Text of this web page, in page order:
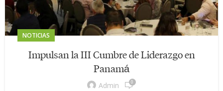
NOTICIAS
Impulsan la III Cumbre de Liderazgo en
Panamá
Admin 0